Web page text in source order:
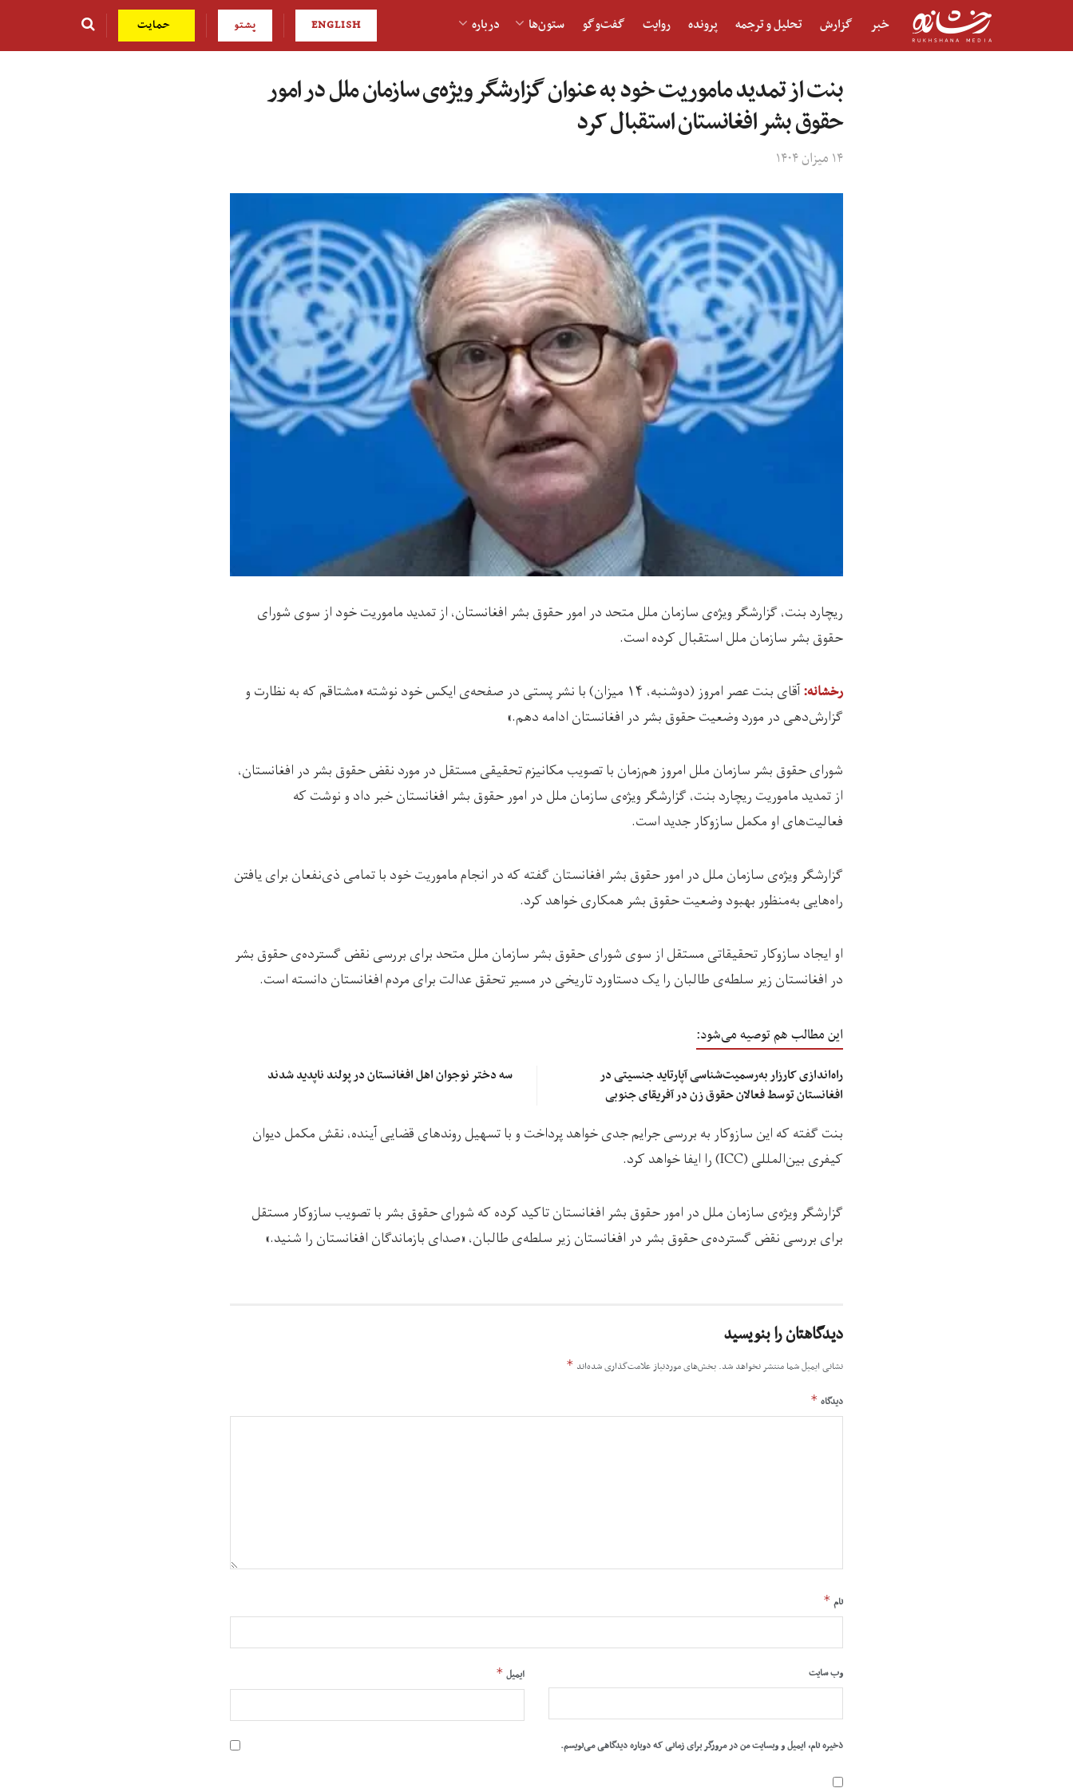
خبر گزارش تحلیل و ترجمه پرونده روایت گفت‌و‎گو ستون‌ها درباره ENGLISH پشتو حمایت
بنت از تمدید ماموریت خود به عنوان گزارشگر ویژه‌ی سازمان ملل در امور
حقوق بشر افغانستان استقبال کرد
۱۴ میزان ۱۴۰۴
ریچارد بنت، گزارشگر ویژه‌ی سازمان ملل متحد در امور حقوق بشر افغانستان، از تمدید ماموریت خود از سوی شورای
حقوق بشر سازمان ملل استقبال کرده است.
رخشانه:
آقای بنت عصر امروز (دوشنبه، ۱۴ میزان) با نشر پستی در صفحه‌ی ایکس خود نوشته «مشتاقم که به نظارت و
گزارش‌دهی در مورد وضعیت حقوق بشر در افغانستان ادامه دهم.»
شورای حقوق بشر سازمان ملل امروز هم‌زمان با تصویب مکانیزم تحقیقی مستقل در مورد نقض حقوق بشر در افغانستان،
از تمدید ماموریت ریچارد بنت، گزارشگر ویژه‌ی سازمان ملل در امور حقوق بشر افغانستان خبر داد و نوشت که
فعالیت‌های او مکمل سازوکار جدید است.
گزارشگر ویژه‌ی سازمان ملل در امور حقوق بشر افغانستان گفته که در انجام ماموریت خود با تمامی ذی‌نفعان برای یافتن
راه‌هایی به‌منظور بهبود وضعیت حقوق بشر همکاری خواهد کرد.
او ایجاد سازوکار تحقیقاتی مستقل از سوی شورای حقوق بشر سازمان ملل متحد برای بررسی نقض گسترده‌ی حقوق بشر
در افغانستان زیر سلطه‌ی طالبان را یک دستاورد تاریخی در مسیر تحقق عدالت برای مردم افغانستان دانسته است.
این مطالب هم توصیه می‌شود:
راه‌اندازی کارزار به‌رسمیت‌شناسی آپارتاید جنسیتی در
افغانستان توسط فعالان حقوق زن در آفریقای جنوبی
سه دختر نوجوان اهل افغانستان در پولند ناپدید شدند
بنت گفته که این سازوکار به بررسی جرایم جدی خواهد پرداخت و با تسهیل روندهای قضایی آینده، نقش مکمل دیوان
کیفری بین‌المللی (ICC) را ایفا خواهد کرد.
گزارشگر ویژه‌ی سازمان ملل در امور حقوق بشر افغانستان تاکید کرده که شورای حقوق بشر با تصویب سازوکار مستقل
برای بررسی نقض گسترده‌ی حقوق بشر در افغانستان زیر سلطه‌ی طالبان، «صدای بازماندگان افغانستان را شنید.»
دیدگاهتان را بنویسید
نشانی ایمیل شما منتشر نخواهد شد. بخش‌های موردنیاز علامت‌گذاری شده‌اند *
دیدگاه *
نام *
ایمیل * وب‌ سایت
ذخیره نام، ایمیل و وبسایت من در مرورگر برای زمانی که دوباره دیدگاهی می‌نویسم.